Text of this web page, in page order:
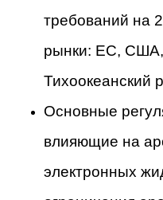
требований на
рынки: ЕС, США,
Тихоокеанский
Основные
влияющие на
электронных